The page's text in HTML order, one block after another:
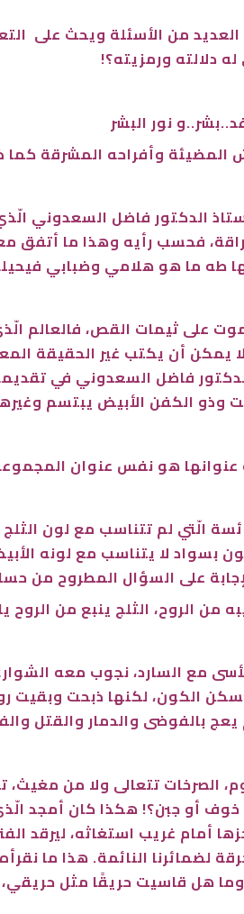
العديد من الأسئلة ويحث على
دلالته ورمزيته؟!
نور البشر
المضيئة وأفراحه المشرقة كما
الدكتور فاضل السعدوني
فحسب رأيه وهذا ما أتفق
ما هو هلامي وضبابي فيحيله
على ثيمات القص، فالعالم
يمكن أن يكتب غير الحقيقة
فاضل السعدوني في
وذو الكفن الأبيض يبتسم
هو نفس عنوان
الّتي لم تتناسب مع لون
لا يتناسب مع لونه
على السؤال المطروح من
من الروح، الثلج ينبع من الروح
مع السارد، نجوب معه الشوارع
الكون، لكنها ذبحت وبقيت
بالفوضى والدمار والقتل
الصرخات تتعالى ولا من
خوف أو جبن؟! هكذا كان أمجد
أمام غريب استغاثه، ليرقد
لضمائرنا النائمة. هذا ما
هل قاسيت حريقًا مثل